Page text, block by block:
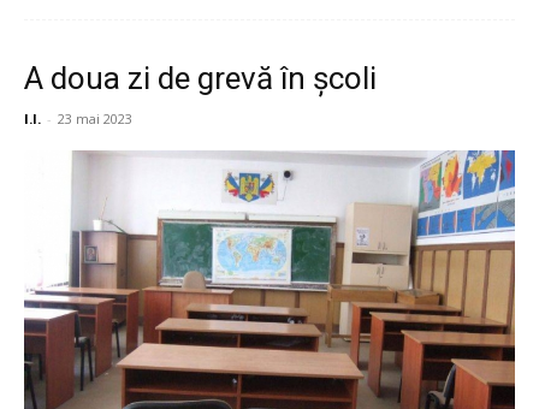
A doua zi de grevă în școli
I.I. - 23 mai 2023